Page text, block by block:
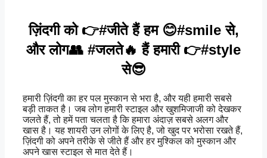
ज़िंदगी को 👉#जीते हैं हम 😊#smile से,
और लोग👥 #जलते🔥 हैं हमारी 👉#style
से😎
हमारी ज़िंदगी का हर पल मुस्कान से भरा है, और यही हमारी सबसे
बड़ी ताकत है। जब लोग हमारी स्टाइल और खुशमिजाजी को देखकर
जलते हैं, तो हमें पता चलता है कि हमारा अंदाज़ सबसे अलग और
खास है। यह शायरी उन लोगों के लिए है, जो खुद पर भरोसा रखते हैं,
ज़िंदगी को अपने तरीके से जीते हैं और हर मुश्किल को मुस्कान और
अपने खास स्टाइल से मात देते हैं।